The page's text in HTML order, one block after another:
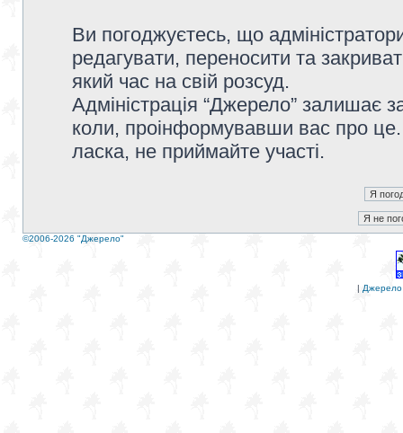
Ви погоджуєтесь, що
редагувати, переносити та
який час на свій розсуд.
Адміністрація “Джерело” залишає
коли, проінформувавши вас про
ласка, не приймайте участі.
©2006-2026 "Джерело"
| Джерело